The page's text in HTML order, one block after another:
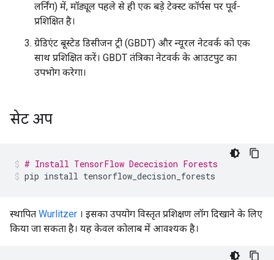
लर्निंग) में, मॉड्यूल पहले से ही एक बड़े टेक्स्ट कॉर्पस पर पूर्व-
प्रशिक्षित है।
ग्रेडिएंट बूस्टेड डिसीजन ट्री (GBDT) और न्यूरल नेटवर्क को एक
साथ प्रशिक्षित करें। GBDT तंत्रिका नेटवर्क के आउटपुट का
उपभोग करेगा।
सेट अप
# Install TensorFlow Dececision Forests
pip install tensorflow_decision_forests
स्थापित Wurlitzer । इसका उपयोग विस्तृत प्रशिक्षण लॉग दिखाने के लिए
किया जा सकता है। यह केवल कोलाब में आवश्यक है।